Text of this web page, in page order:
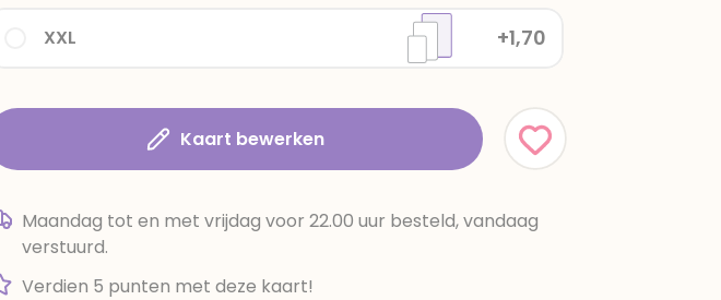
XXL +1,70
Kaart bewerken
Maandag tot en met vrijdag voor 22.00 uur besteld, vandaag
verstuurd.
Verdien 5 punten met deze kaart!